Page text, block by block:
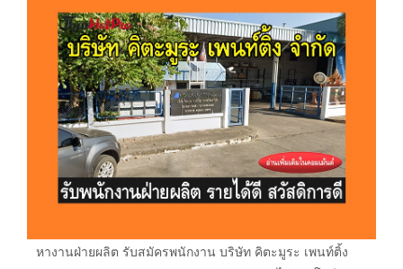
หางานฝ่ายผลิต รับสมัครพนักงาน บริษัท คิตะมูระ เพนท์ติ้ง